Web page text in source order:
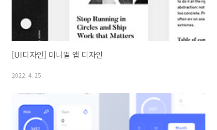
[UI디자인] 미니멀 앱 디자인
2022. 4. 25.